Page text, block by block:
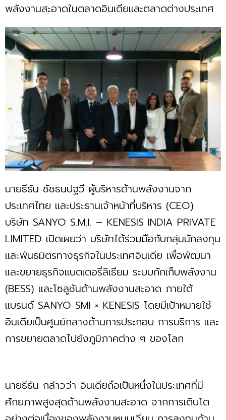
พลังงานสะอาดในตลาดอินเดียและตลาดต่างประเทศ
นายธีธัน ชัชธนปฐวี ผู้บริหารด้านพลังงานจาก
ประเทศไทย และประธานเจ้าหน้าที่บริหาร (CEO)
บริษัท SANYO S.M.I. – KENESIS INDIA PRIVATE
LIMITED เปิดเผยว่า บริษัทได้ร่วมมือกับกลุ่มนักลงทุน
และพันธมิตรทางธุรกิจในประเทศอินเดีย เพื่อพัฒนา
และขยายธุรกิจแบตเตอรี่ลิเธียม ระบบกักเก็บพลังงาน
(BESS) และโซลูชันด้านพลังงานสะอาด ภายใต้
แบรนด์ SANYO SMI × KENESIS โดยมีเป้าหมายใช้
อินเดียเป็นศูนย์กลางด้านการประกอบ การบริการ และ
การขยายตลาดไปยังภูมิภาคต่าง ๆ ของโลก
นายธีธัน กล่าวว่า อินเดียถือเป็นหนึ่งในประเทศที่มี
ศักยภาพสูงสุดด้านพลังงานสะอาด จากการเติบโต